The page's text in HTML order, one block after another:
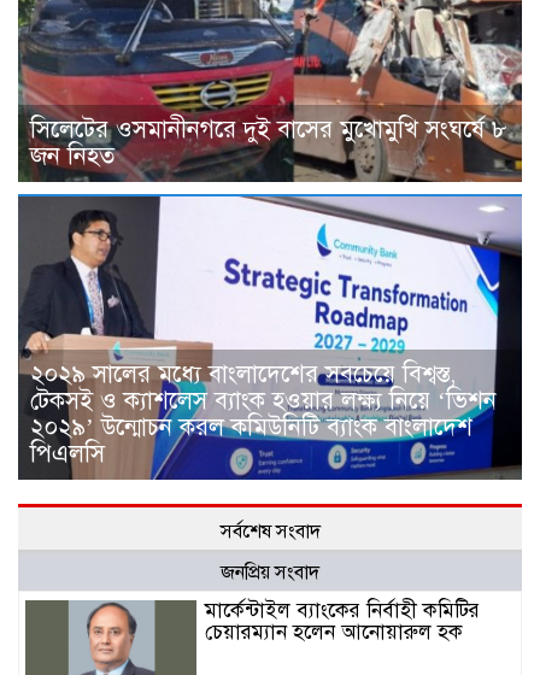
সিলেটের ওসমানীনগরে দুই বাসের মুখোমুখি সংঘর্ষে ৮
জন নিহত
২০২৯ সালের মধ্যে বাংলাদেশের সবচেয়ে বিশ্বস্ত,
টেকসই ও ক্যাশলেস ব্যাংক হওয়ার লক্ষ্য নিয়ে ‘ভিশন
২০২৯’ উন্মোচন করল কমিউনিটি ব্যাংক বাংলাদেশ
পিএলসি
সর্বশেষ সংবাদ
জনপ্রিয় সংবাদ
মার্কেন্টাইল ব্যাংকের নির্বাহী কমিটির
চেয়ারম্যান হলেন আনোয়ারুল হক